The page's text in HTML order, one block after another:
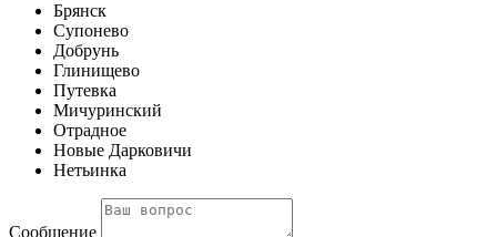
Брянск
Супонево
Добрунь
Глинищево
Путевка
Мичуринский
Отрадное
Новые Дарковичи
Нетьинка
Сообщение